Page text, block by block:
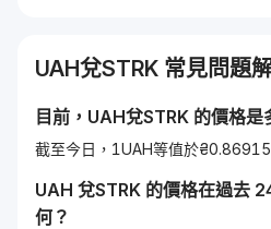
UAH兌STRK 常見問題
目前， UAH兌STRK 的價格是
截至今日，1UAH等值於
UAH 兌STRK 的價格在過去
何？